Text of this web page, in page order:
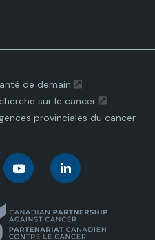
de demain
sur le cancer
provinciales du cancer
C
n
C
n